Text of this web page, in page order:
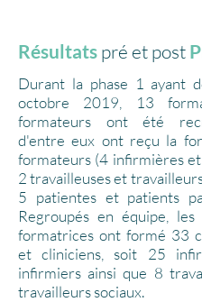
Résultats pré et post
Durant la phase 1 ayant
octobre 2019, 13
formateurs ont été
d'entre eux ont reçu la
formateurs (4 infirmières
2 travailleuses et
5 patientes et patients
Regroupés en équipe, les
formatrices ont formé 33
et cliniciens, soit 25
infirmiers ainsi que 8
travailleurs sociaux.